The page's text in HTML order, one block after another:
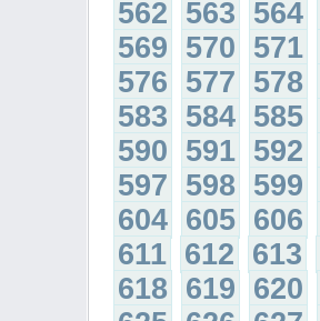
562 563 564
569 570 571
576 577 578
583 584 585
590 591 592
597 598 599
604 605 606
611 612 613
618 619 620